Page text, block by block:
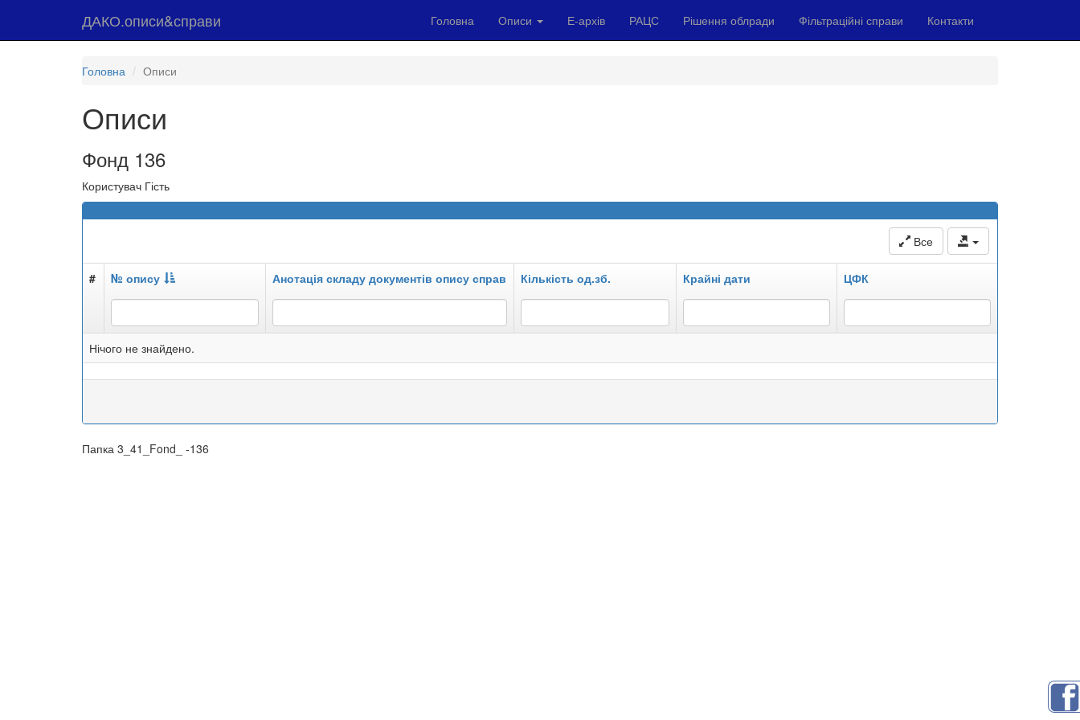
ДАКО.описи&справи Головна Описи Е-архів РАЦС Рішення облради Фільтраційні справи Контакти
Головна Описи
Описи
Фонд 136
Користувач Гість
Все
# № опису Анотація складу документів опису справ Кількість од.зб. Крайні дати ЦФК
Нічого не знайдено.
Папка 3_41_Fond_ -136